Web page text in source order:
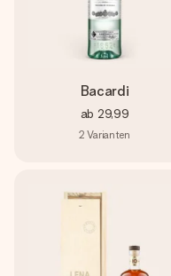
Bacardi
ab 29,99
2 Varianten